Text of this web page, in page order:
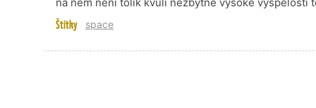
Štítky space